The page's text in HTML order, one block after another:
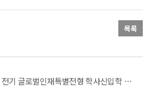
목록
[입시] 2022학년도 전기 글로벌인재특별전형 학사신입학 체육교육과 실기고사 및 면접고사 변경 시행 상세 안내